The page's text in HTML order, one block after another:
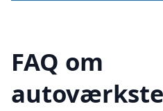
FAQ om